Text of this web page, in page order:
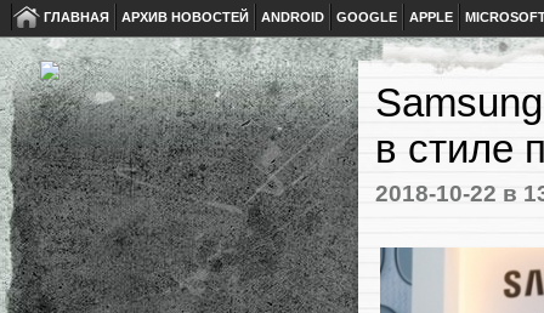
ГЛАВНАЯ АРХИВ НОВОСТЕЙ ANDROID GOOGLE APPLE
в стиле
2018-10-22 в